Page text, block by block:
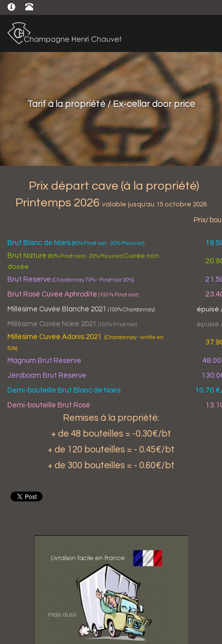
Tarif à la propriété / Ex-cellar door price
Prix départ cave (à la propriété)
Printemps 2026 valable jusqu'au 15 octobre 2026
Prix/
Brut Blanc de Noirs (80% Pinot noir - 20% Meunier)
Brut Nature (80% Pinot noirs - 20% Meunier) Cuvée non
dosée
Brut Réserve (Chardonnay 70% - Pinot noir 30%)
Brut Rosé Cuvée Aphrodite (100 % Pinot noir)
Millésime Cuvée Blanche 2021 (100% Chardonnay) épuisé
Millésime Cuvée Noire 2021 (100% Pinot noir) épuisé
Millésime Cuvée Adonis 2021
(Chardonnay - vinifié en
fûts)
Magnum Brut Réserve
Jéroboam Brut Réserve
Demi-bouteille Brut Blanc de Noirs 10.70
Demi-bouteille Brut Rosé
Remises à la propriété:
+ de 48 bouteilles = -0.30€/bt
+ de 120 bouteilles = - 0.45€/bt
+ de 300 bouteilles = - 0.60€/bt